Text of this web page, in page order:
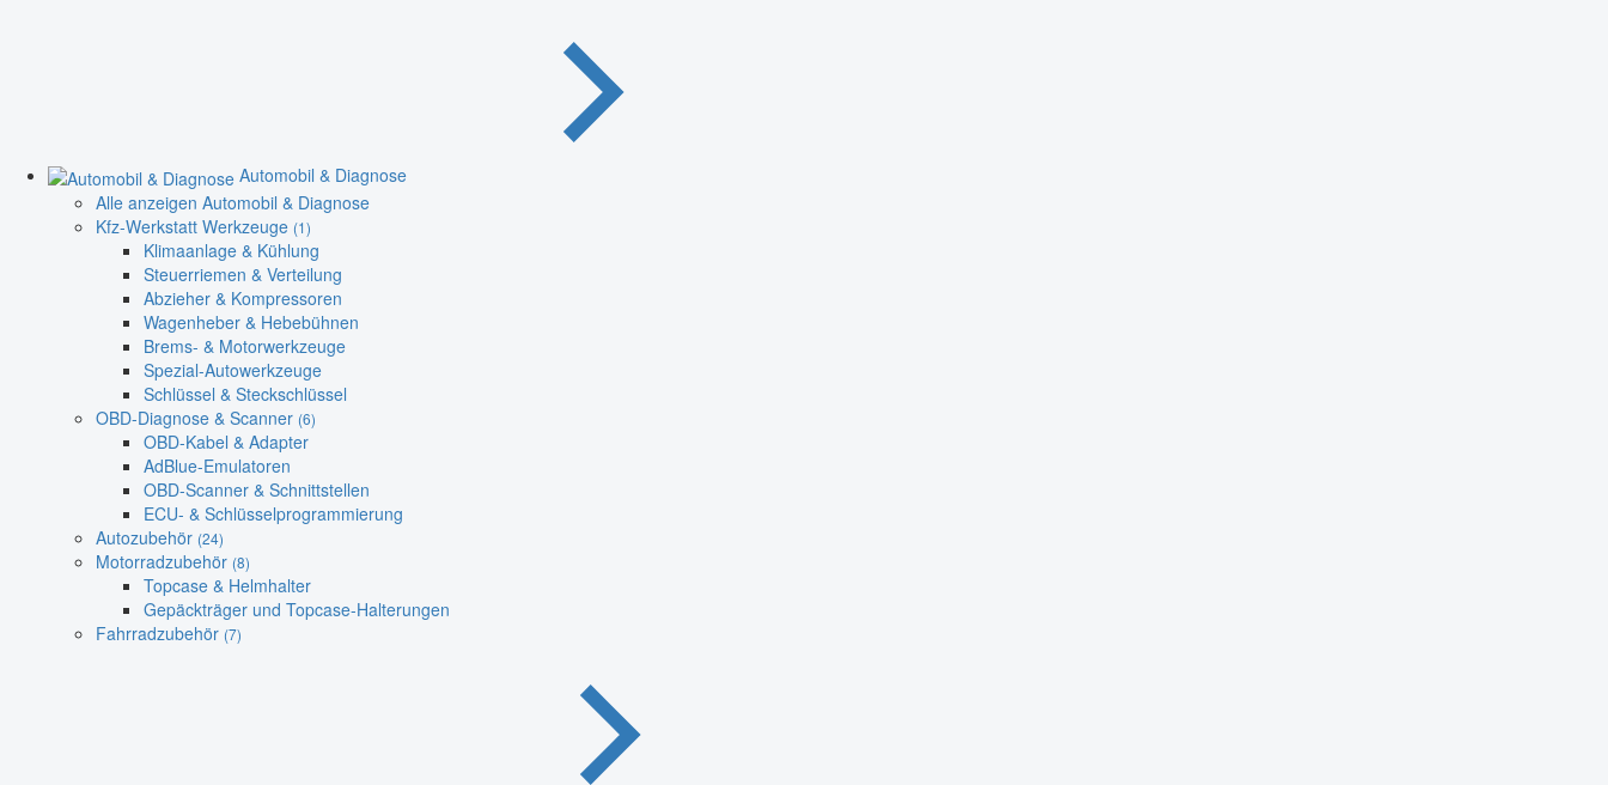
Automobil & Diagnose
Alle anzeigen Automobil & Diagnose
Kfz-Werkstatt Werkzeuge (1)
Klimaanlage & Kühlung
Steuerriemen & Verteilung
Abzieher & Kompressoren
Wagenheber & Hebebühnen
Brems- & Motorwerkzeuge
Spezial-Autowerkzeuge
Schlüssel & Steckschlüssel
OBD-Diagnose & Scanner (6)
OBD-Kabel & Adapter
AdBlue-Emulatoren
OBD-Scanner & Schnittstellen
ECU- & Schlüsselprogrammierung
Autozubehör (24)
Motorradzubehör (8)
Topcase & Helmhalter
Gepäckträger und Topcase-Halterungen
Fahrradzubehör (7)